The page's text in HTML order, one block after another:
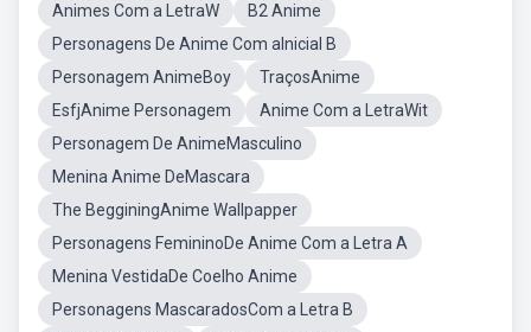
Animes Com a LetraW
B2 Anime
Personagens De Anime Com aInicial B
Personagem AnimeBoy
TraçosAnime
EsfjAnime Personagem
Anime Com a LetraWit
Personagem De AnimeMasculino
Menina Anime DeMascara
The BegginingAnime Wallpapper
Personagens FemininoDe Anime Com a Letra A
Menina VestidaDe Coelho Anime
Personagens MascaradosCom a Letra B